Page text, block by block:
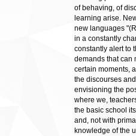
of behaving, of
learning arise.
new languages
in a constantly
constantly alert to
demands that can
certain moments,
the discourses
envisioning the
where we,
the basic school
and, not with
knowledge of the